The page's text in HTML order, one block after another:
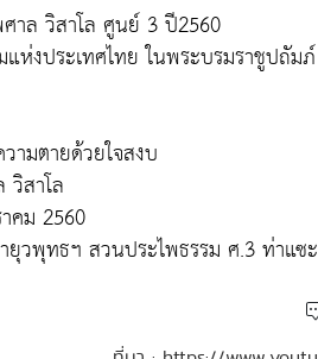
าล วิสาโล ศูนย์ 3 ปี2560
ห่งประเทศไทย ในพระบรมราชูปถัมภ์
ามตายด้วยใจสงบ
วิสาโล
คม 2560
วพุทธฯ สวนประไพธรรม ศ.3 ท่าแซ